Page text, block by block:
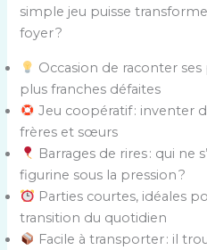
simple jeu puisse
foyer ?
Occasion de raconter
plus franches défaites
Jeu coopératif : inventer
frères et sœurs
Barrages de rires : qui ne
figurine sous la pression ?
Parties courtes, idéales
transition du quotidien
Facile à transporter : il